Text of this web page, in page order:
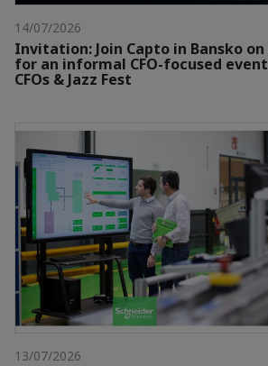
14/07/2026
Invitation: Join Capto in Bansko on
for an informal CFO-focused
CFOs & Jazz Fest
13/07/2026